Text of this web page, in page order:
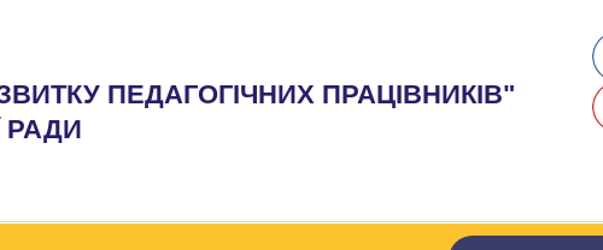
ПЕДАГОГІЧНИХ ПРАЦІВНИКІВ"
РАДИ